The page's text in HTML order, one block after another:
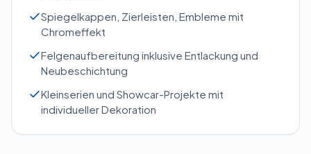
Spiegelkappen, Zierleisten, Embleme mit
Chromeffekt
Felgenaufbereitung inklusive Entlackung und
Neubeschichtung
Kleinserien und Showcar-Projekte mit
individueller Dekoration